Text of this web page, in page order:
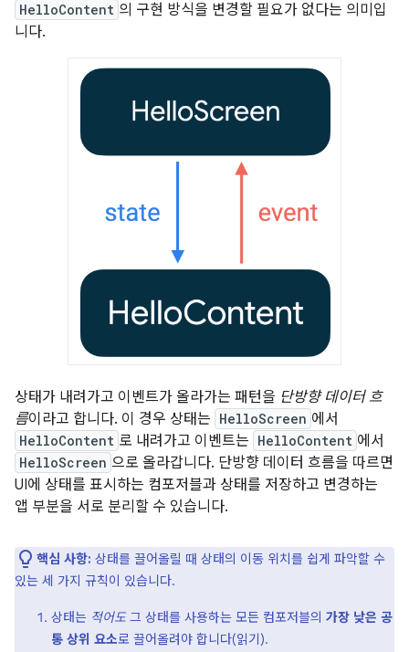
HelloContent 의 구현 방식을 변경할 필요가 없다는 의미입
니다.
상태가 내려가고 이벤트가 올라가는 패턴을 단방향 데이터 흐
름이라고 합니다. 이 경우 상태는 HelloScreen 에서
HelloContent 로 내려가고 이벤트는 HelloContent 에서
HelloScreen 으로 올라갑니다. 단방향 데이터 흐름을 따르면
UI에 상태를 표시하는 컴포저블과 상태를 저장하고 변경하는
앱 부분을 서로 분리할 수 있습니다.
핵심 사항: 상태를 끌어올릴 때 상태의 이동 위치를 쉽게 파악할 수
있는 세 가지 규칙이 있습니다.
상태는 적어도그 상태를 사용하는 모든 컴포저블의 가장 낮은 공
통 상위 요소로 끌어올려야 합니다(읽기).